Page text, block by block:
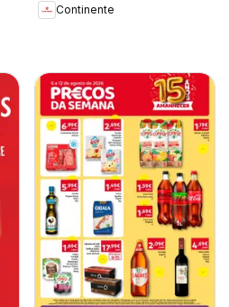
Continente